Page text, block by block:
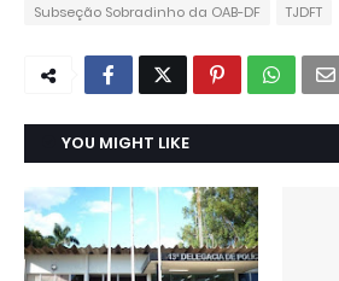
Subseção Sobradinho da OAB-DF
TJDFT
YOU MIGHT LIKE